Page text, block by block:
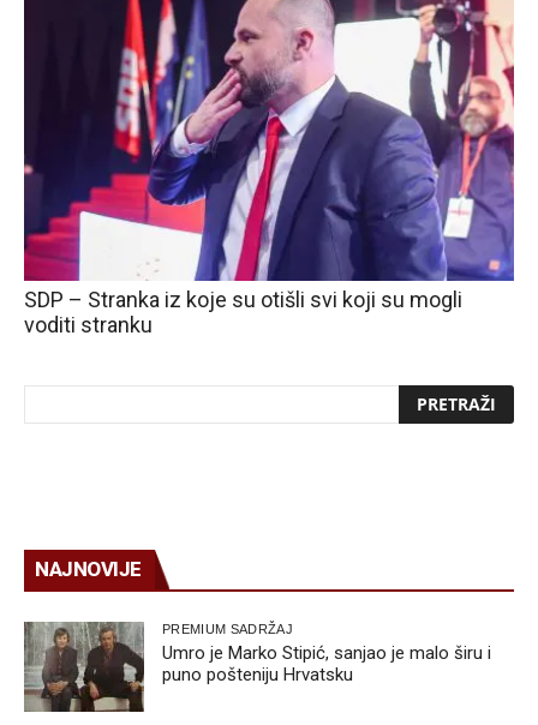
SDP – Stranka iz koje su otišli svi koji su mogli
voditi stranku
NAJNOVIJE
PREMIUM SADRŽAJ
Umro je Marko Stipić, sanjao je malo širu i
puno pošteniju Hrvatsku